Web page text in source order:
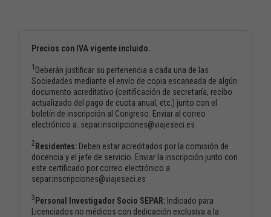
Precios con IVA vigente incluido.
1 Deberán justificar su pertenencia a cada una de las
Sociedades mediante el envío de copia escaneada de algún
documento acreditativo (certificación de secretaría, recibo
actualizado del pago de cuota anual, etc.) junto con el
boletín de inscripción al Congreso. Enviar al correo
electrónico a: separ.inscripciones@viajeseci.es
2 Residentes: Deben estar acreditados por la comisión de
docencia y el jefe de servicio. Enviar la inscripción junto con
este certificado por correo electrónico a:
separ.inscripciones@viajeseci.es
3 Personal Investigador Socio SEPAR: Indicado para
Licenciados no médicos con dedicación exclusiva a la